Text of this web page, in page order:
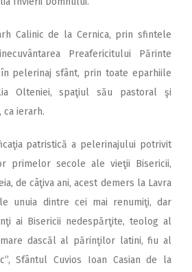
Calinic de la Cernica, prin sfintele
Preafericitului Părinte
pelerinaj sfânt, prin toate eparhiile
Olteniei, spaţiul său pastoral şi
ca ierarh.
patristică a pelerinajului potrivit
primelor secole ale vieţii Bisericii,
de câţiva ani, acest demers la Lavra
unuia dintre cei mai renumiţi, dar
ai Bisericii nedespărţite, teolog al
dascăl al părinţilor latini, fiu al
Sfântul Cuvios Ioan Casian de la